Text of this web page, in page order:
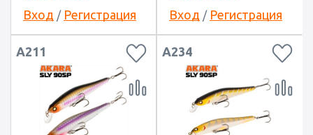
Вход / Регистрация Вход / Регистрация
A211 A234